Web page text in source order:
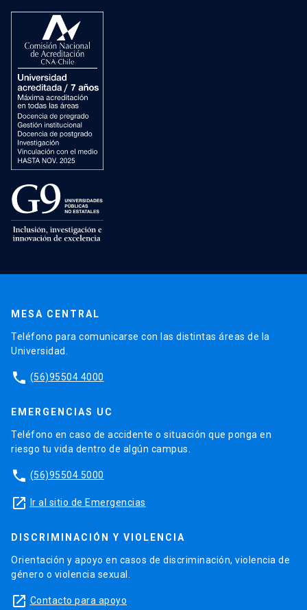
MESA CENTRAL
Teléfono para comunicarse con las distintas áreas de la
Universidad.
phone (56)95504 4000
EMERGENCIAS UC
Teléfono en caso de accidente o situación que ponga en
riesgo tu vida dentro de algún campus.
phone (56)95504 5000
launch Ir al sitio de Emergencias
DISCRIMINACIÓN Y VIOLENCIA
Orientación y apoyo en casos de discriminación, violencia de
género o violencia sexual.
launch Contacto para apoyo